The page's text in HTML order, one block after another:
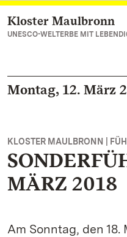
Zum Hauptinhalt
Kloster Maulbronn
UNESCO-WELTERBE MIT
Montag, 12. März
KLOSTER MAULBRONN |
MÄRZ 2018
Am Sonntag, den 18.